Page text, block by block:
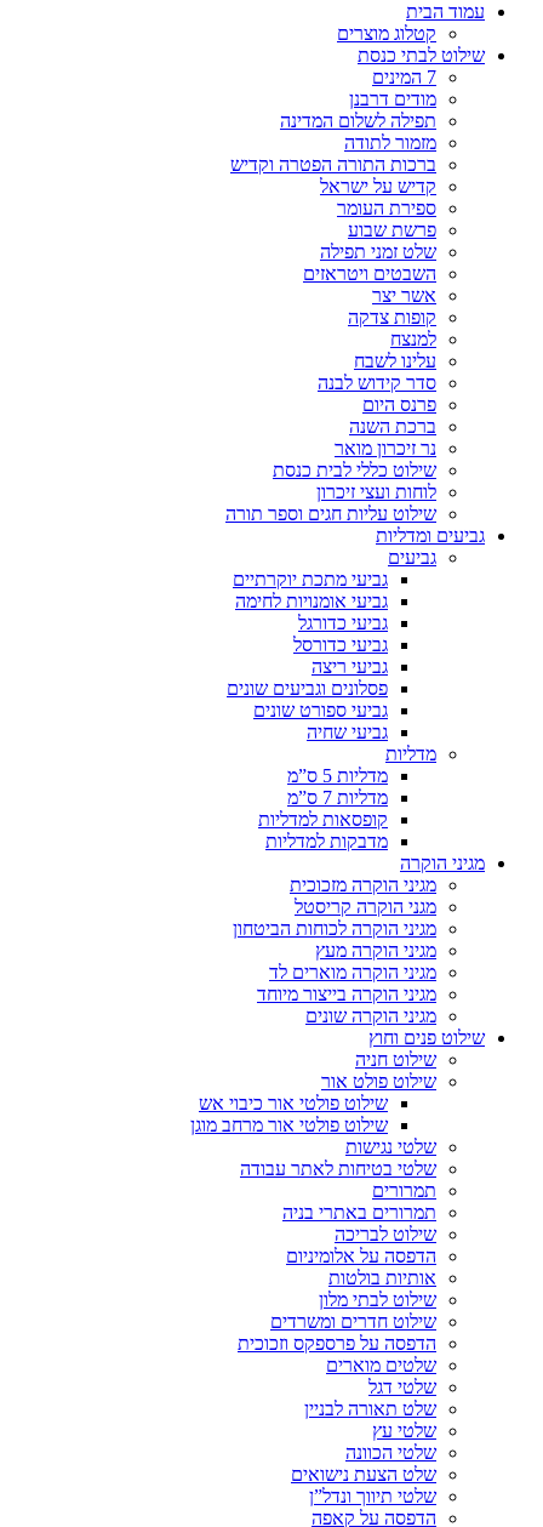
עמוד הבית
קטלוג מוצרים
שילוט לבתי כנסת
7 המינים
מודים דרבנן
תפילה לשלום המדינה
מזמור לתודה
ברכות התורה הפטרה וקדיש
קדיש על ישראל
ספירת העומר
פרשת שבוע
שלט זמני תפילה
השבטים ויטראזים
אשר יצר
קופות צדקה
למנצח
עלינו לשבח
סדר קידוש לבנה
פרנס היום
ברכת השנה
נר זיכרון מואר
שילוט כללי לבית כנסת
לוחות ועצי זיכרון
שילוט עליות חגים וספר תורה
גביעים ומדליות
גביעים
גביעי מתכת יוקרתיים
גביעי אומנויות לחימה
גביעי כדורגל
גביעי כדורסל
גביעי ריצה
פסלונים וגביעים שונים
גביעי ספורט שונים
גביעי שחיה
מדליות
מדליות 5 ס”מ
מדליות 7 ס”מ
קופסאות למדליות
מדבקות למדליות
מגיני הוקרה
מגיני הוקרה מזכוכית
מגני הוקרה קריסטל
מגיני הוקרה לכוחות הביטחון
מגיני הוקרה מעץ
מגיני הוקרה מוארים לד
מגיני הוקרה בייצור מיוחד
מגיני הוקרה שונים
שילוט פנים וחוץ
שילוט חניה
שילוט פולט אור
שילוט פולטי אור כיבוי אש
שילוט פולטי אור מרחב מוגן
שלטי נגישות
שלטי בטיחות לאתר עבודה
תמרורים
תמרורים באתרי בניה
שילוט לבריכה
הדפסה על אלומיניום
אותיות בולטות
שילוט לבתי מלון
שילוט חדרים ומשרדים
הדפסה על פרספקס וזכוכית
שלטים מוארים
שלטי דגל
שלט תאורה לבניין
שלטי עץ
שלטי הכוונה
שלט הצעת נישואים
שלטי תיווך ונדל”ן
הדפסה על קאפה